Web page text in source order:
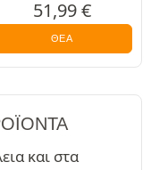
51,99€
ΘΈΑ
και στα